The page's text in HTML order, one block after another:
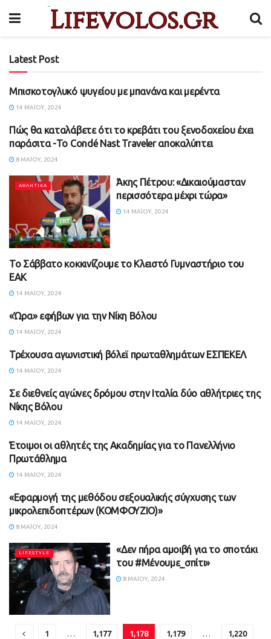
Latest Post
ΑΛΛΑ ΝΕΑ
Μπισκοτογλυκό ψυγείου με μπανάνα και μερέντα
14 ΜΑΪ́ΟΥ, 2024
ΑΛΛΑ ΝΕΑ
Πώς θα καταλάβετε ότι το κρεβάτι του ξενοδοχείου έχει
παράσιτα -To Condé Nast Traveler αποκαλύπτει
8 ΜΑΪ́ΟΥ, 2024
ΑΘΛΗΤΙΚΑ
Άκης Πέτρου: «Δικαιούμασταν
περισσότερα μέχρι τώρα»
14 ΜΑΪ́ΟΥ, 2024
ΑΘΛΗΤΙΚΑ
Το Σάββατο κοκκινίζουμε το Κλειστό Γυμναστήριο του
ΕΑΚ
14 ΜΑΪ́ΟΥ, 2024
ΑΘΛΗΤΙΚΑ
«Ώρα» εφήβων για την Νίκη Βόλου
14 ΜΑΪ́ΟΥ, 2024
ΑΘΛΗΤΙΚΑ
Τρέχουσα αγωνιστική βόλεϊ πρωταθλημάτων ΕΣΠΕΚΕΛ
14 ΜΑΪ́ΟΥ, 2024
ΑΘΛΗΤΙΚΑ
Σε διεθνείς αγώνες δρόμου στην Ιταλία δύο αθλήτριες της
Νίκης Βόλου
14 ΜΑΪ́ΟΥ, 2024
ΑΘΛΗΤΙΚΑ
Έτοιμοι οι αθλητές της Ακαδημίας για το Πανελλήνιο
Πρωτάθλημα
14 ΜΑΪ́ΟΥ, 2024
ΑΓΡΟΤΙΚΑ
«Εφαρμογή της μεθόδου σεξουαλικής σύγχυσης των
μικρολεπιδοπτέρων (ΚΟΜΦΟΥΖΙΟ)»
8 ΜΑΪ́ΟΥ, 2024
LIFESTYLE
«Δεν πήρα αμοιβή για το σποτάκι
του #Μένουμε_σπίτι»
8 ΜΑΪ́ΟΥ, 2024
1 … 1,177 1,178 1,179 … 1,220